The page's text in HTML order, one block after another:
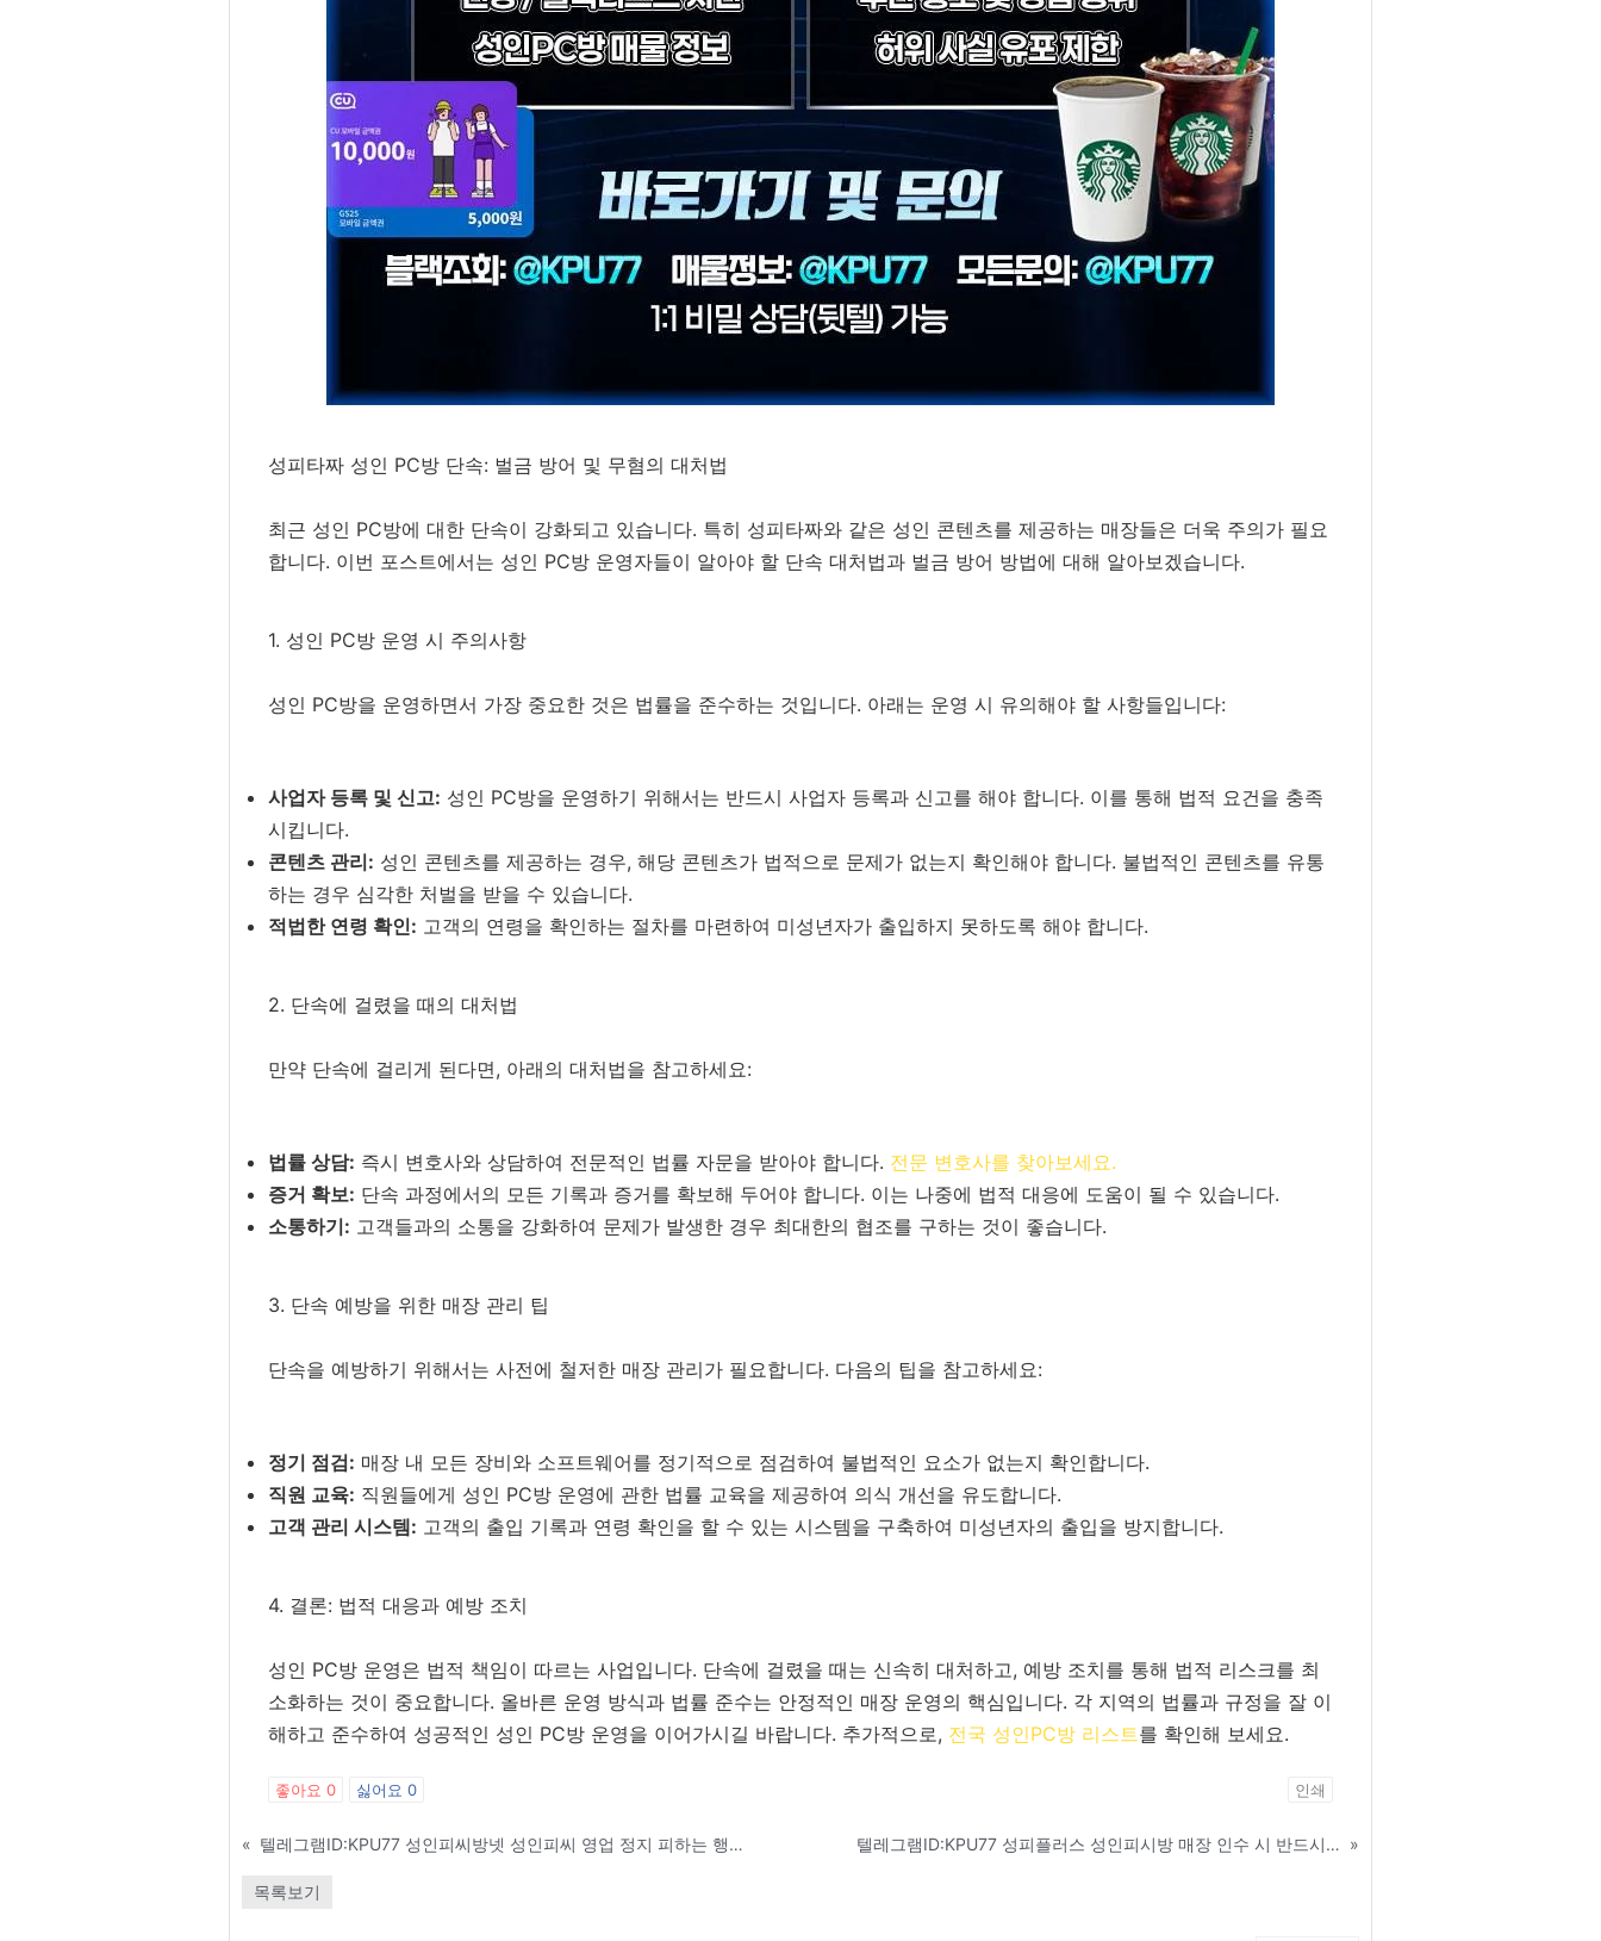
성피타짜 성인 PC방 단속: 벌금 방어 및 무혐의 대처법
최근 성인 PC방에 대한 단속이 강화되고 있습니다. 특히 성피타짜와 같은 성인 콘텐츠를 제공하는 매장들은 더욱 주의가 필요
합니다. 이번 포스트에서는 성인 PC방 운영자들이 알아야 할 단속 대처법과 벌금 방어 방법에 대해 알아보겠습니다.
1. 성인 PC방 운영 시 주의사항
성인 PC방을 운영하면서 가장 중요한 것은 법률을 준수하는 것입니다. 아래는 운영 시 유의해야 할 사항들입니다:
사업자 등록 및 신고: 성인 PC방을 운영하기 위해서는 반드시 사업자 등록과 신고를 해야 합니다. 이를 통해 법적 요건을 충족
시킵니다.
콘텐츠 관리: 성인 콘텐츠를 제공하는 경우, 해당 콘텐츠가 법적으로 문제가 없는지 확인해야 합니다. 불법적인 콘텐츠를 유통
하는 경우 심각한 처벌을 받을 수 있습니다.
적법한 연령 확인: 고객의 연령을 확인하는 절차를 마련하여 미성년자가 출입하지 못하도록 해야 합니다.
2. 단속에 걸렸을 때의 대처법
만약 단속에 걸리게 된다면, 아래의 대처법을 참고하세요:
법률 상담: 즉시 변호사와 상담하여 전문적인 법률 자문을 받아야 합니다. 전문 변호사를 찾아보세요.
증거 확보: 단속 과정에서의 모든 기록과 증거를 확보해 두어야 합니다. 이는 나중에 법적 대응에 도움이 될 수 있습니다.
소통하기: 고객들과의 소통을 강화하여 문제가 발생한 경우 최대한의 협조를 구하는 것이 좋습니다.
3. 단속 예방을 위한 매장 관리 팁
단속을 예방하기 위해서는 사전에 철저한 매장 관리가 필요합니다. 다음의 팁을 참고하세요:
정기 점검: 매장 내 모든 장비와 소프트웨어를 정기적으로 점검하여 불법적인 요소가 없는지 확인합니다.
직원 교육: 직원들에게 성인 PC방 운영에 관한 법률 교육을 제공하여 의식 개선을 유도합니다.
고객 관리 시스템: 고객의 출입 기록과 연령 확인을 할 수 있는 시스템을 구축하여 미성년자의 출입을 방지합니다.
4. 결론: 법적 대응과 예방 조치
성인 PC방 운영은 법적 책임이 따르는 사업입니다. 단속에 걸렸을 때는 신속히 대처하고, 예방 조치를 통해 법적 리스크를 최
소화하는 것이 중요합니다. 올바른 운영 방식과 법률 준수는 안정적인 매장 운영의 핵심입니다. 각 지역의 법률과 규정을 잘 이
해하고 준수하여 성공적인 성인 PC방 운영을 이어가시길 바랍니다. 추가적으로, 전국 성인PC방 리스트를 확인해 보세요.
좋아요 0 싫어요 0 인쇄
« 텔레그램ID:KPU77 성인피씨방넷 성인피씨 영업 정지 피하는 행정 처분 대응 가이드 - 광주 텔레그램ID:KPU77 성피플러스 성인피시방 매장 인수 시 반드시 확인해야 할 체크리스트 - 안양 »
목록보기